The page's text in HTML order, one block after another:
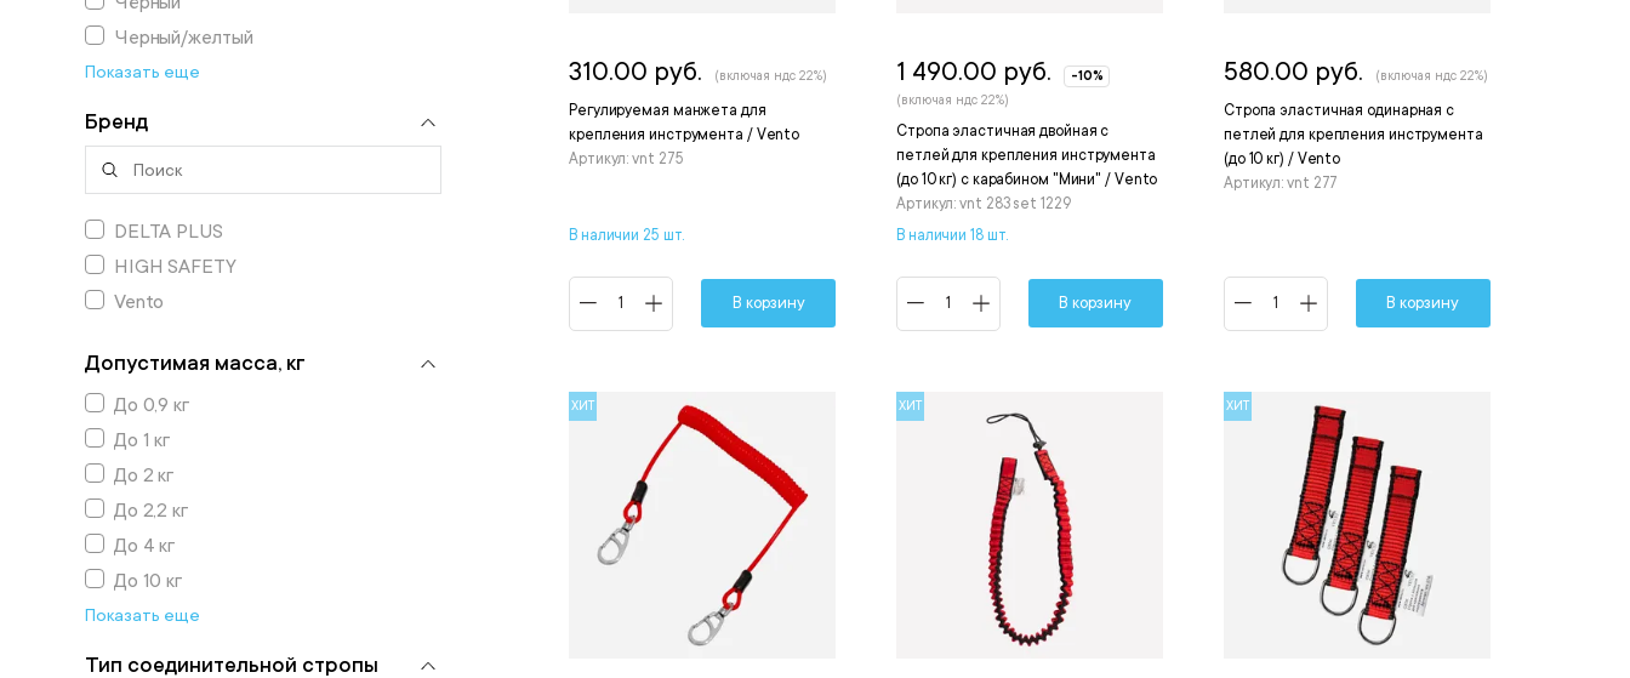
Черный/желтый
Показать еще
Бренд
DELTA PLUS
HIGH SAFETY
Vento
Допустимая масса, кг
До 0,9 кг
До 1 кг
До 2 кг
До 2,2 кг
До 4 кг
До 10 кг
Показать еще
Тип соединительной стропы
Регулируемая манжета для
крепления инструмента / Vento
Артикул: vnt 275
310.00 руб. (включая ндс 22%)
В наличии 25 шт.
В корзину
Стропа эластичная двойная с
петлей для крепления инструмента
(до 10 кг) с карабином "Мини" / Vento
Артикул: vnt 283 set 1229
1 490.00 руб.
-10%
(включая ндс 22%)
В наличии 18 шт.
В корзину
Стропа эластичная одинарная с
петлей для крепления инструмента
(до 10 кг) / Vento
Артикул: vnt 277
580.00 руб. (включая ндс 22%)
В корзину
ХИТ ХИТ ХИТ